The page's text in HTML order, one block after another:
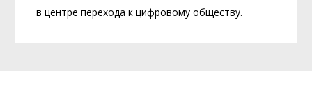
в центре перехода к цифровому обществу.